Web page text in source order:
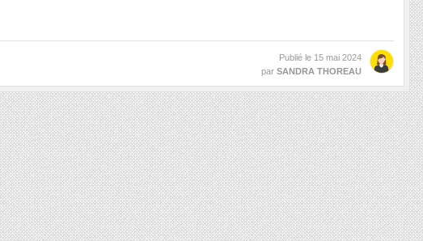
Publié le 15 mai 2024
par SANDRA THOREAU